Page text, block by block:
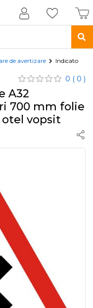
de avertizare Indicator de
0 ( 0 )
A32
700 mm folie
otel vopsit